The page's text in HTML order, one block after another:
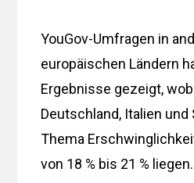
YouGov-Umfragen in
europäischen Ländern
Ergebnisse gezeigt,
Deutschland, Italien und
Thema
von 18 % bis 21 % liegen.